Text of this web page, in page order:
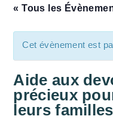
« Tous les
Cet évènement est
Aide aux
précieux
leurs familles